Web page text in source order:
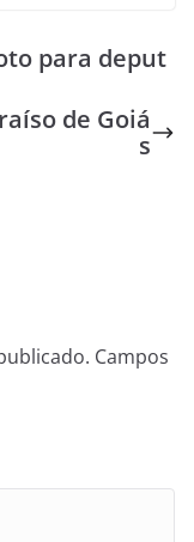
para deput
de Goiá
s
Campos